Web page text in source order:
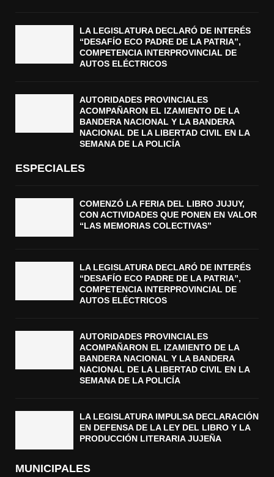
LA LEGISLATURA DECLARÓ DE INTERÉS
“DESAFÍO ECO PADRE DE LA PATRIA”,
COMPETENCIA INTERPROVINCIAL DE
AUTOS ELÉCTRICOS
AUTORIDADES PROVINCIALES
ACOMPAÑARON EL IZAMIENTO DE LA
BANDERA NACIONAL Y LA BANDERA
NACIONAL DE LA LIBERTAD CIVIL EN LA
SEMANA DE LA POLICÍA
ESPECIALES
COMENZÓ LA FERIA DEL LIBRO JUJUY,
CON ACTIVIDADES QUE PONEN EN VALOR
“LAS MEMORIAS COLECTIVAS”
LA LEGISLATURA DECLARÓ DE INTERÉS
“DESAFÍO ECO PADRE DE LA PATRIA”,
COMPETENCIA INTERPROVINCIAL DE
AUTOS ELÉCTRICOS
AUTORIDADES PROVINCIALES
ACOMPAÑARON EL IZAMIENTO DE LA
BANDERA NACIONAL Y LA BANDERA
NACIONAL DE LA LIBERTAD CIVIL EN LA
SEMANA DE LA POLICÍA
LA LEGISLATURA IMPULSA DECLARACIÓN
EN DEFENSA DE LA LEY DEL LIBRO Y LA
PRODUCCIÓN LITERARIA JUJEÑA
MUNICIPALES